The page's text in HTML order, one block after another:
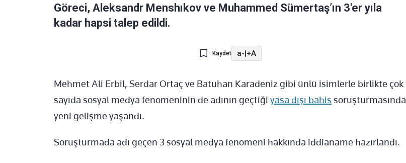
Göreci, Aleksandr Menshıkov ve Muhammed Sümertaş’ın 3'er yıla
kadar hapsi talep edildi.
Kaydet a-|+A
Mehmet Ali Erbil, Serdar Ortaç ve Batuhan Karadeniz gibi ünlü isimlerle birlikte çok
sayıda sosyal medya fenomeninin de adının geçtiği yasa dışı bahis soruşturmasında
yeni gelişme yaşandı.
Soruşturmada adı geçen 3 sosyal medya fenomeni hakkında iddianame hazırlandı.